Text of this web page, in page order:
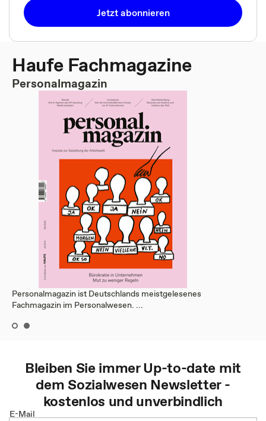
Jetzt abonnieren
Haufe Fachmagazine
Personalmagazin
Personalmagazin ist Deutschlands meistgelesenes
Fachmagazin im Personalwesen. ...
Bleiben Sie immer Up-to-date mit
demSozialwesen Newsletter -
kostenlos und unverbindlich
E-Mail